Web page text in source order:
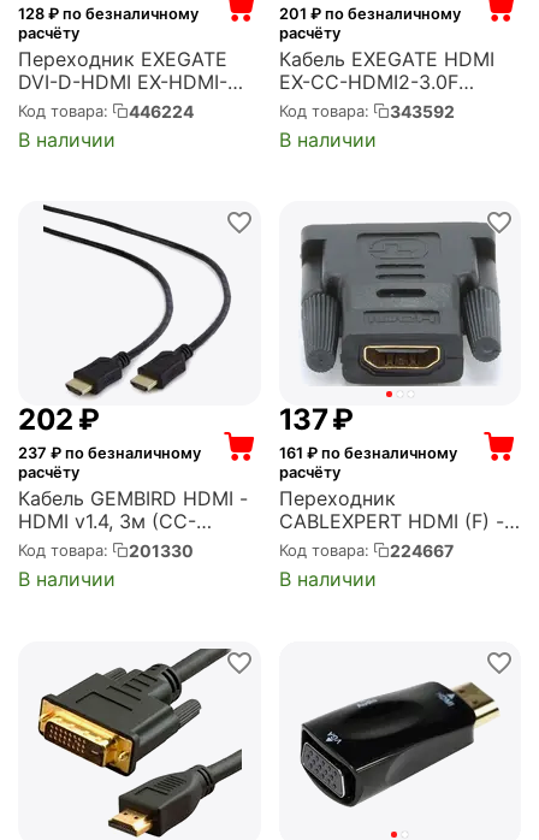
128 ₽ по безналичному
расчёту
Переходник EXEGATE
DVI-D-HDMI EX-HDMI-
DVI-3 (25F/19M, v 1.4b,
позолоченные контакты,
экран) (EX294729RUS)
Код товара: 446224
В наличии
201 ₽ по безналичному
расчёту
Кабель EXEGATE HDMI
EX-CC-HDMI2-3.0F
(19M/19M, v2.0, 3м, 4K
UHD, Ethernet,
ферритовые кольца,
Код товара: 343592
В наличии
‍202‍ ₽
237 ₽ по безналичному
расчёту
Кабель GEMBIRD HDMI -
HDMI v1.4, 3м (CC-
HDMI4L-10)
Код товара: 201330
В наличии
‍137‍₽
161 ₽ по безналичному
расчёту
Переходник
CABLEXPERT HDMI (F) -
DVI (M) (A-HDMI-DVI-2)
Код товара: 224667
В наличии